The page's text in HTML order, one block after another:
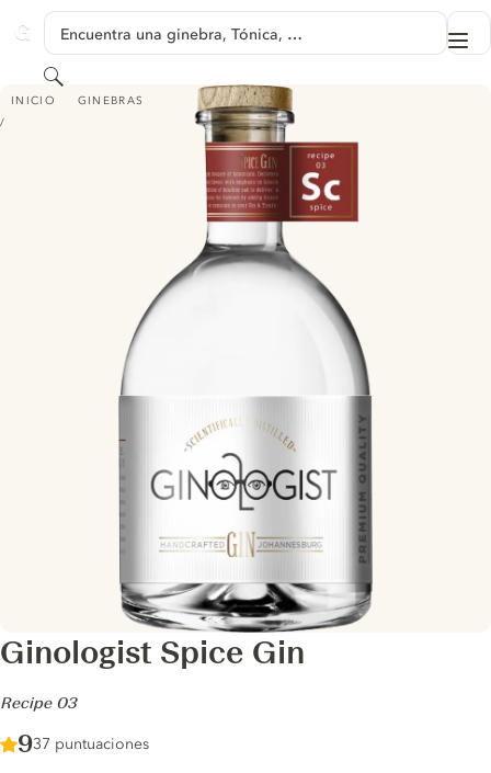
GINVENTORY
Encuentra una ginebra, Tónica, …
Buscar
INICIO GINEBRAS
GINOLOGIST SPICE GIN - RECIPE 03
Ginologist Spice Gin
-
Recipe 03
Score :
9/ 10
37 puntuaciones